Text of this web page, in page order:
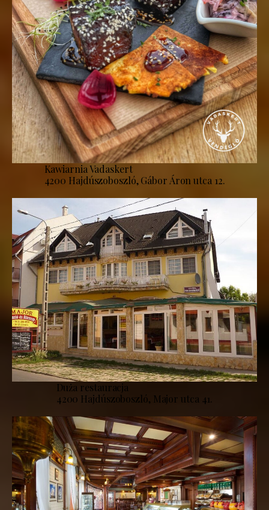
Kawiarnia Vadaskert
4200 Hajdúszoboszló, Gábor Áron utca 12.
Duża restauracja
4200 Hajdúszoboszló, Major utca 41.